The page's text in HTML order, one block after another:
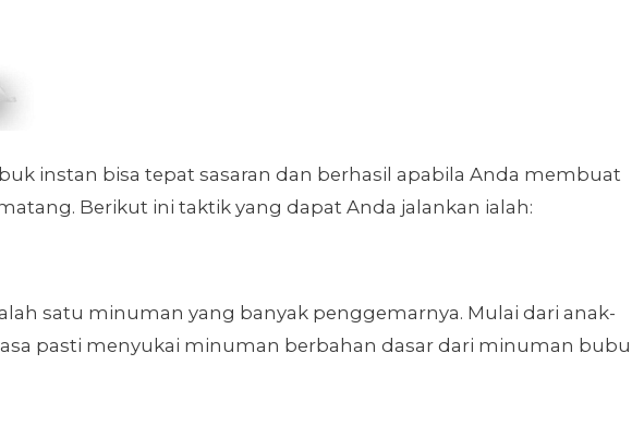
instan bisa tepat sasaran dan berhasil apabila Anda membuat
Berikut ini taktik yang dapat Anda jalankan ialah:
satu minuman yang banyak penggemarnya. Mulai dari anak-
pasti menyukai minuman berbahan dasar dari minuman